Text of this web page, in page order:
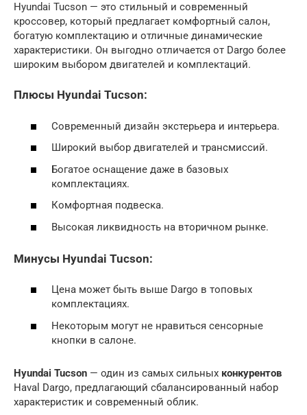
Hyundai Tucson — это стильный и современный
кроссовер, который предлагает комфортный салон,
богатую комплектацию и отличные динамические
характеристики. Он выгодно отличается от Dargo более
широким выбором двигателей и комплектаций.
Плюсы Hyundai Tucson:
Современный дизайн экстерьера и интерьера.
Широкий выбор двигателей и трансмиссий.
Богатое оснащение даже в базовых
комплектациях.
Комфортная подвеска.
Высокая ликвидность на вторичном рынке.
Минусы Hyundai Tucson:
Цена может быть выше Dargo в топовых
комплектациях.
Некоторым могут не нравиться сенсорные
кнопки в салоне.
Hyundai Tucson — один из самых сильных конкурентов
Haval Dargo, предлагающий сбалансированный набор
характеристик и современный облик.